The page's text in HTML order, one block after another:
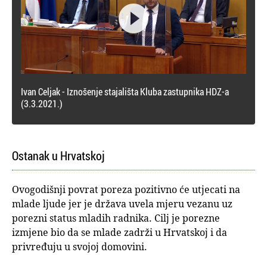

Ivan Celjak - Iznošenje stajališta Kluba zastupnika HDZ-a
(3.3.2021.)
Ostanak u Hrvatskoj
Ovogodišnji povrat poreza pozitivno će utjecati na
mlade ljude jer je država uvela mjeru vezanu uz
porezni status mladih radnika. Cilj je porezne
izmjene bio da se mlade zadrži u Hrvatskoj i da
privređuju u svojoj domovini.